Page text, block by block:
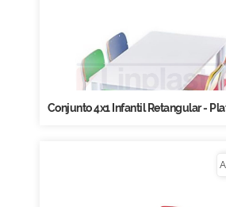
Conjunto 4x1 Infantil Retangular -